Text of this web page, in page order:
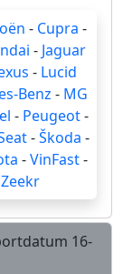
- Cupra -
- Jaguar
- Lucid
Benz - MG
- Peugeot-
-Škoda -
-VinFast-
Zeekr
16-